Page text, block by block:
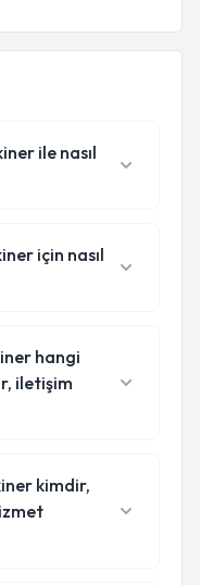
ile nasıl
için nasıl
hangi
iletişim
kimdir,